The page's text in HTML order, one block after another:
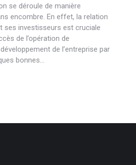
se déroule de manière
encombre. En effet, la relation
ses investisseurs est cruciale
de l’opération de
de l’entreprise par
bonnes…